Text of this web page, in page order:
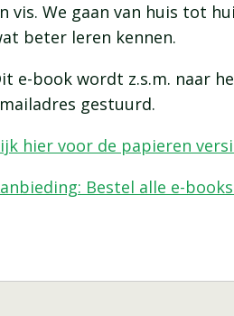
vis. We gaan van huis tot
beter leren kennen.
e-book wordt z.s.m. naar
gestuurd.
hier voor de papieren
Bestel alle e-